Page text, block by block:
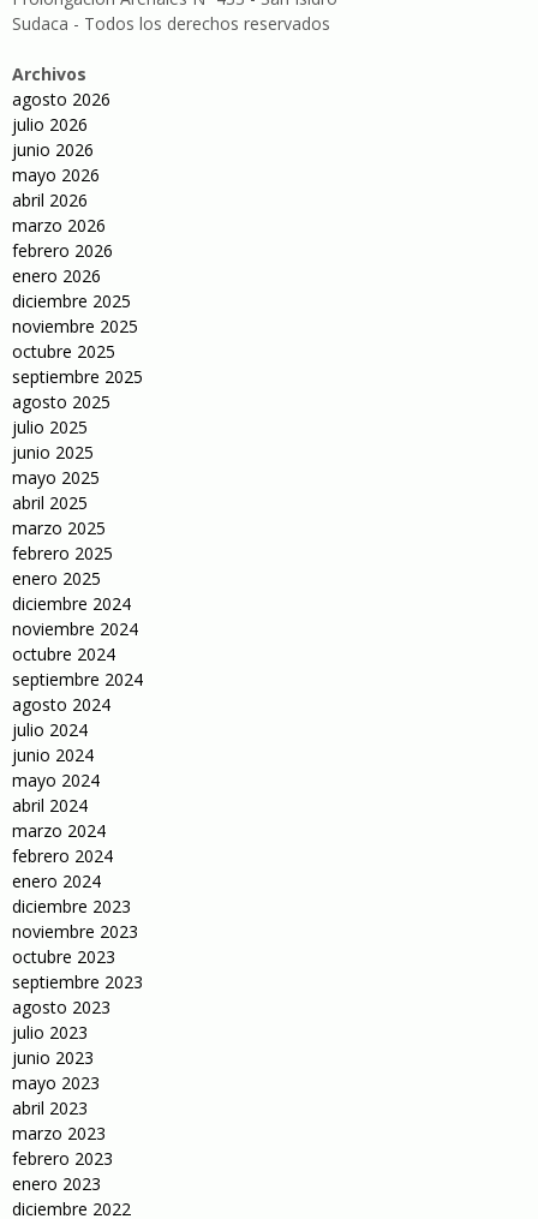
Sudaca - Todos los derechos reservados
Archivos
agosto 2026
julio 2026
junio 2026
mayo 2026
abril 2026
marzo 2026
febrero 2026
enero 2026
diciembre 2025
noviembre 2025
octubre 2025
septiembre 2025
agosto 2025
julio 2025
junio 2025
mayo 2025
abril 2025
marzo 2025
febrero 2025
enero 2025
diciembre 2024
noviembre 2024
octubre 2024
septiembre 2024
agosto 2024
julio 2024
junio 2024
mayo 2024
abril 2024
marzo 2024
febrero 2024
enero 2024
diciembre 2023
noviembre 2023
octubre 2023
septiembre 2023
agosto 2023
julio 2023
junio 2023
mayo 2023
abril 2023
marzo 2023
febrero 2023
enero 2023
diciembre 2022